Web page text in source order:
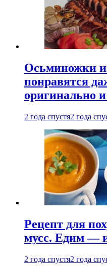
Осьминожки
понравятся
оригинально
2 года спустя2 года
Рецепт для
мусс. Едим —
2 года спустя2 года